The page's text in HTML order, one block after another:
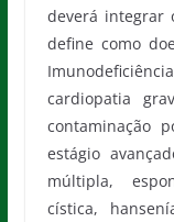
deverá integrar
define como
cardiopatia
contaminação
estágio
múltipla,
cística,